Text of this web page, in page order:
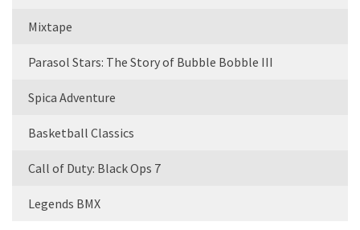
Mixtape
Parasol Stars: The Story of Bubble Bobble III
Spica Adventure
Basketball Classics
Call of Duty: Black Ops 7
Legends BMX